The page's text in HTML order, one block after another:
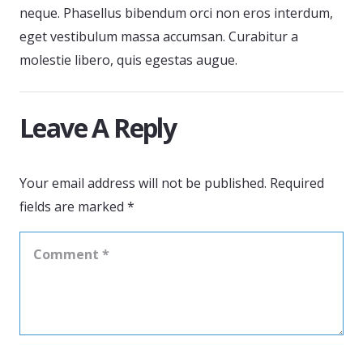
neque. Phasellus bibendum orci non eros interdum,
eget vestibulum massa accumsan. Curabitur a
molestie libero, quis egestas augue.
Leave A Reply
Your email address will not be published. Required
fields are marked *